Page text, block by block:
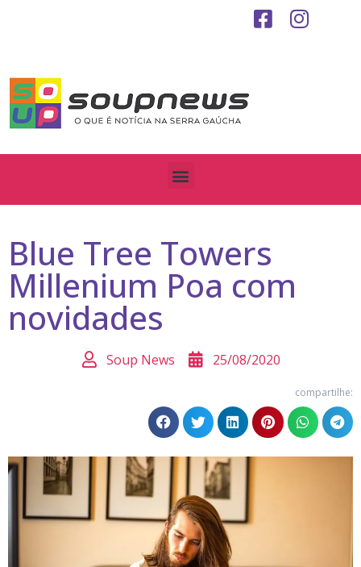
Blue Tree Towers
Millenium Poa com
novidades
Soup News 25/08/2020
compartilhe: